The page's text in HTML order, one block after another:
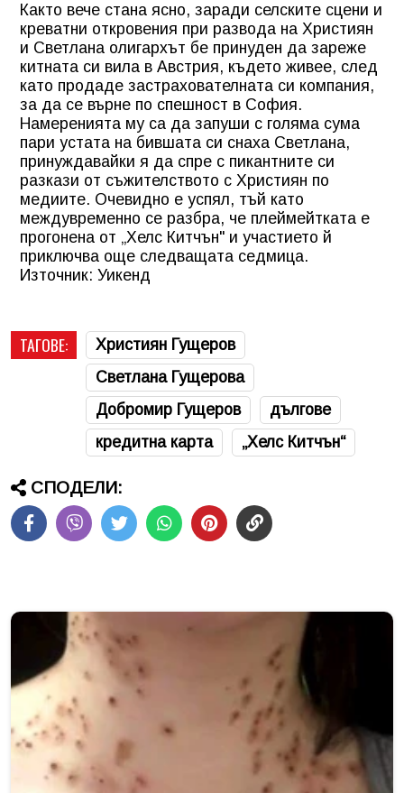
Както вече стана ясно, заради селските сцени и
креватни откровения при развода на Християн
и Светлана олигархът бе принуден да зареже
китната си вила в Австрия, където живее, след
като продаде застрахователната си компания,
за да се върне по спешност в София.
Намеренията му са да запуши с голяма сума
пари устата на бившата си снаха Светлана,
принуждавайки я да спре с пикантните си
разкази от съжителството с Християн по
медиите. Очевидно е успял, тъй като
междувременно се разбра, че плеймейтката е
прогонена от „Хелс Китчън" и участието й
приключва още следващата седмица.
Източник: Уикенд
ТАГОВЕ:
Християн Гущеров
Светлана Гущерова
Добромир Гущеров
дългове
кредитна карта
„Хелс Китчън“
СПОДЕЛИ: